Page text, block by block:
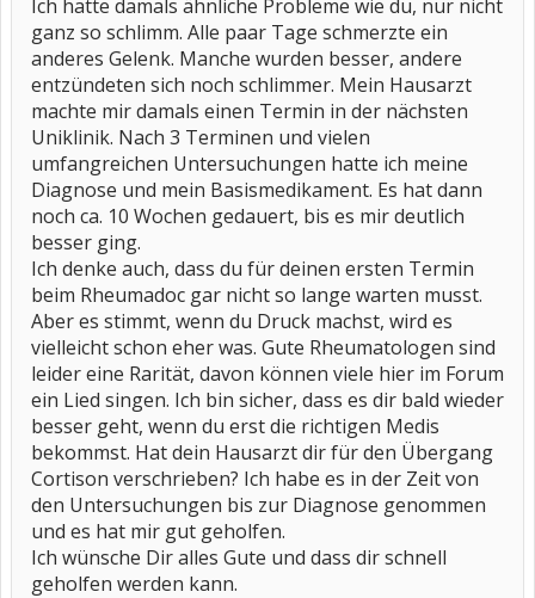
Ich hatte damals ähnliche Probleme wie du, nur nicht
ganz so schlimm. Alle paar Tage schmerzte ein
anderes Gelenk. Manche wurden besser, andere
entzündeten sich noch schlimmer. Mein Hausarzt
machte mir damals einen Termin in der nächsten
Uniklinik. Nach 3 Terminen und vielen
umfangreichen Untersuchungen hatte ich meine
Diagnose und mein Basismedikament. Es hat dann
noch ca. 10 Wochen gedauert, bis es mir deutlich
besser ging.
Ich denke auch, dass du für deinen ersten Termin
beim Rheumadoc gar nicht so lange warten musst.
Aber es stimmt, wenn du Druck machst, wird es
vielleicht schon eher was. Gute Rheumatologen sind
leider eine Rarität, davon können viele hier im Forum
ein Lied singen. Ich bin sicher, dass es dir bald wieder
besser geht, wenn du erst die richtigen Medis
bekommst. Hat dein Hausarzt dir für den Übergang
Cortison verschrieben? Ich habe es in der Zeit von
den Untersuchungen bis zur Diagnose genommen
und es hat mir gut geholfen.
Ich wünsche Dir alles Gute und dass dir schnell
geholfen werden kann.